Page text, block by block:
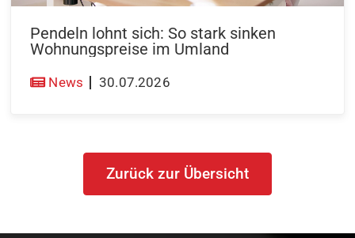
Pendeln lohnt sich: So stark sinken
Wohnungspreise im Umland
News 30.07.2026
Zurück zur Übersicht